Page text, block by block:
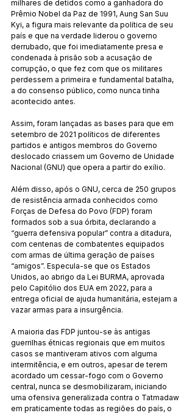
milhares de detidos como a ganhadora do
Prêmio Nobel da Paz de 1991, Aung San Suu
Kyi, a figura mais relevante da política de seu
país e que na verdade liderou o governo
derrubado, que foi imediatamente presa e
condenada à prisão sob a acusação de
corrupção, o que fez com que os militares
perdessem a primeira e fundamental batalha,
a do consenso público, como nunca tinha
acontecido antes.
Assim, foram lançadas as bases para que em
setembro de 2021 políticos de diferentes
partidos e antigos membros do Governo
deslocado criassem um Governo de Unidade
Nacional (GNU) que opera a partir do exílio.
Além disso, após o GNU, cerca de 250 grupos
de resistência armada conhecidos como
Forças de Defesa do Povo (FDP) foram
formados sob a sua órbita, declarando a
“guerra defensiva popular” contra a ditadura,
com centenas de combatentes equipados
com armas de última geração de países
“amigos”. Especula-se que os Estados
Unidos, ao abrigo da Lei BURMA, aprovada
pelo Capitólio dos EUA em 2022, para a
entrega oficial de ajuda humanitária, estejam a
vazar armas para a insurgência.
A maioria das FDP juntou-se às antigas
guerrilhas étnicas regionais que em muitos
casos se mantiveram ativos com alguma
intermitência, e em outros, apesar de terem
acordado um cessar-fogo com o Governo
central, nunca se desmobilizaram, iniciando
uma ofensiva generalizada contra o Tatmadaw
em praticamente todas as regiões do país, o